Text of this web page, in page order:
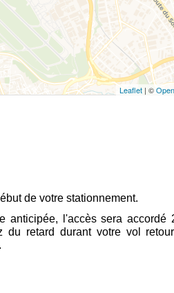
Leaflet | ©
de votre stationnement.
anticipée, l'accès sera
du retard durant votre vol